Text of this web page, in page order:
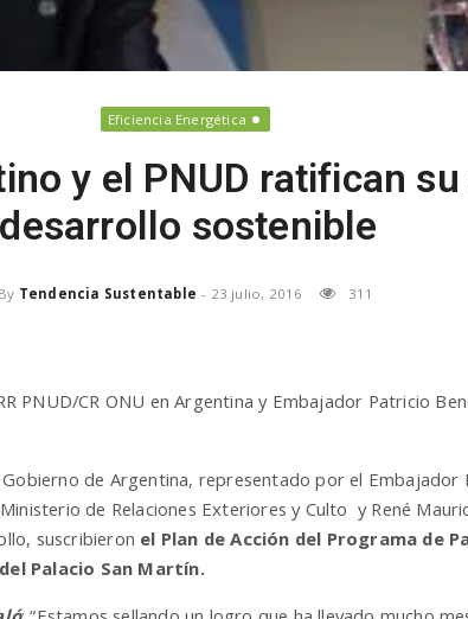
Eficiencia Energética
y el PNUD ratifican
desarrollo sostenible
By Tendencia Sustentable - 23 julio, 2016 311
PNUD/CR ONU en Argentina y Embajador Patricio
de Argentina, representado por el
de Relaciones Exteriores y Culto y René
suscribieron el Plan de Acción del Programa de
Palacio San Martín.